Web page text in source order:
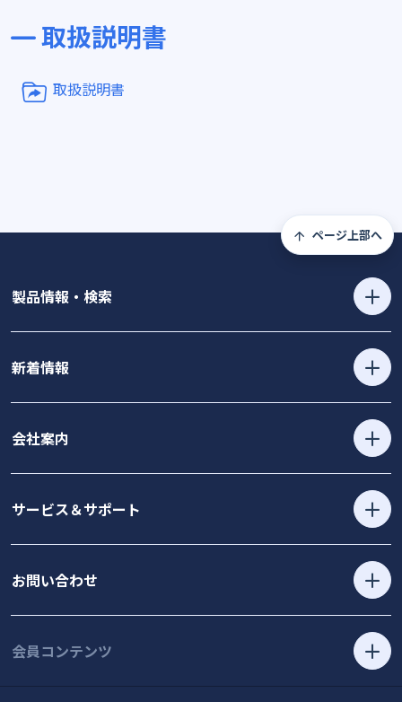
取扱説明書
取扱説明書
ページ上部へ
製品情報・検索
新着情報
会社案内
サービス＆サポート
お問い合わせ
会員コンテンツ